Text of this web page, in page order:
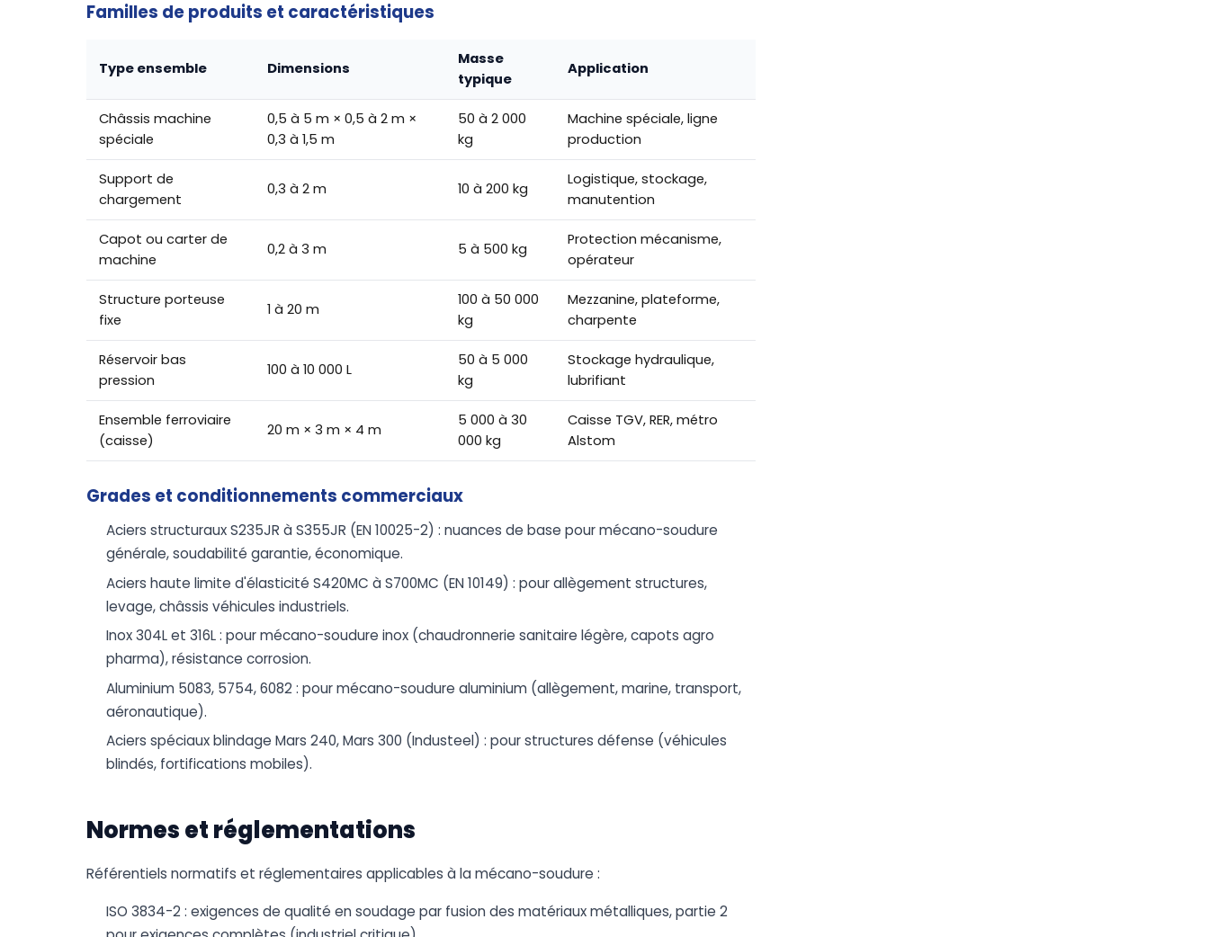
Familles de produits et caractéristiques
Type ensemble Dimensions
Masse
typique
Application
Châssis machine
spéciale
0,5 à 5 m × 0,5 à 2 m ×
0,3 à 1,5 m
50 à 2 000
kg
Machine spéciale, ligne
production
Support de
chargement
0,3 à 2 m 10 à 200 kg
Logistique, stockage,
manutention
Capot ou carter de
machine
0,2 à 3 m 5 à 500 kg
Protection mécanisme,
opérateur
Structure porteuse
fixe
1 à 20 m
100 à 50 000
kg
Mezzanine, plateforme,
charpente
Réservoir bas
pression
100 à 10 000 L
50 à 5 000
kg
Stockage hydraulique,
lubrifiant
Ensemble ferroviaire
(caisse)
20 m × 3 m × 4 m
5 000 à 30
000 kg
Caisse TGV, RER, métro
Alstom
Grades et conditionnements commerciaux
Aciers structuraux S235JR à S355JR (EN 10025-2) : nuances de base pour mécano-soudure
générale, soudabilité garantie, économique.
Aciers haute limite d'élasticité S420MC à S700MC (EN 10149) : pour allègement structures,
levage, châssis véhicules industriels.
Inox 304L et 316L : pour mécano-soudure inox (chaudronnerie sanitaire légère, capots agro
pharma), résistance corrosion.
Aluminium 5083, 5754, 6082 : pour mécano-soudure aluminium (allègement, marine, transport,
aéronautique).
Aciers spéciaux blindage Mars 240, Mars 300 (Industeel) : pour structures défense (véhicules
blindés, fortifications mobiles).
Normes et réglementations
Référentiels normatifs et réglementaires applicables à la mécano-soudure :
ISO 3834-2 : exigences de qualité en soudage par fusion des matériaux métalliques, partie 2